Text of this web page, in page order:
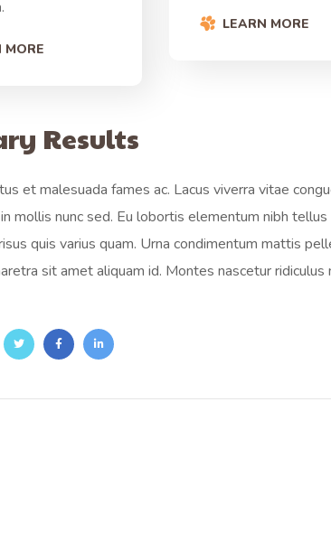
MORE
LEARN MORE
Results
et malesuada fames ac. Lacus viverra vitae
mollis nunc sed. Eu lobortis elementum nibh
quis varius quam. Urna condimentum mattis
sit amet aliquam id. Montes nascetur